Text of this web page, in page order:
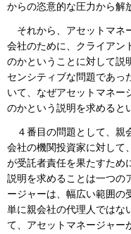
からの恣意的な圧力から解
それから、アセットマネ
会社のために、クライアン
のかということに対して説
センシティブな問題であっ
いて、なぜアセットマネー
のかという説明を求めると
４番目の問題として、親
会社の機関投資家に対して
が受託者責任を果たすため
説明を求めることは一つの
ージャーは、幅広い範囲の
単に親会社の代理人ではな
て、アセットマネージャー